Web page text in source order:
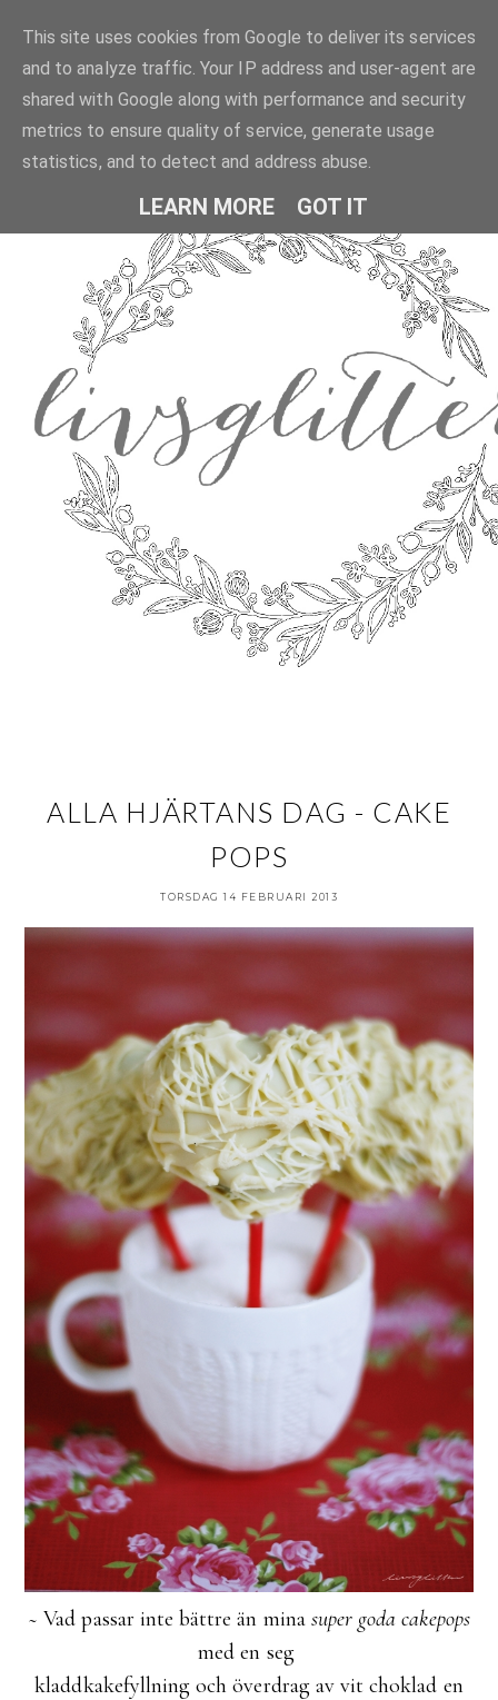
ALLA HJÄRTANS DAG - CAKE
POPS
TORSDAG 14 FEBRUARI 2013
~ Vad passar inte bättre än mina super goda cakepops
med en seg
kladdkakefyllning och överdrag av vit choklad en
This site uses cookies from Google to deliver its services
and to analyze traffic. Your IP address and user-agent are
shared with Google along with performance and security
metrics to ensure quality of service, generate usage
statistics, and to detect and address abuse.
LEARN MORE GOT IT